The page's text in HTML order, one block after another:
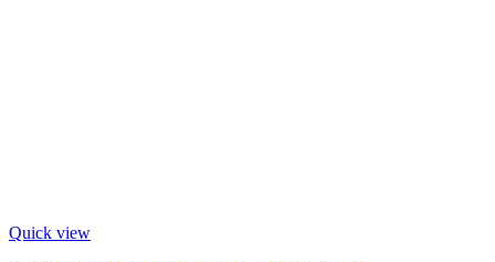
Quick view